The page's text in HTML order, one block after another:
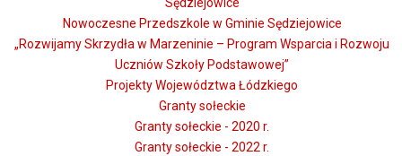
Sędziejowice
Nowoczesne Przedszkole w Gminie Sędziejowice
„Rozwijamy Skrzydła w Marzeninie – Program Wsparcia i Rozwoju
Uczniów Szkoły Podstawowej”
Projekty Województwa Łódzkiego
Granty sołeckie
Granty sołeckie - 2020 r.
Granty sołeckie - 2022 r.
Opublikowano: 26 maj 2026